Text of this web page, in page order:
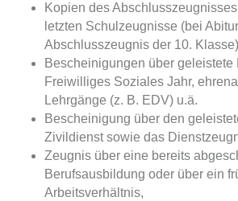
Kopien des
letzten Schulzeugnisse (bei
Abschlusszeugnis der 10. Klasse)
Bescheinigungen über geleistete
Freiwilliges Soziales Jahr,
Lehrgänge (z. B. EDV) u.ä.
Bescheinigung über den
Zivildienst sowie das
Zeugnis über eine bereits
Berufsausbildung oder über ein
Arbeitsverhältnis,